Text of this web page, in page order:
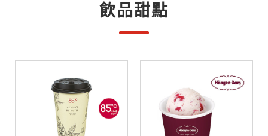
飲品甜點